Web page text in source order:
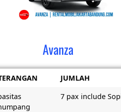
Avanza
JUMLAH
7 pax include